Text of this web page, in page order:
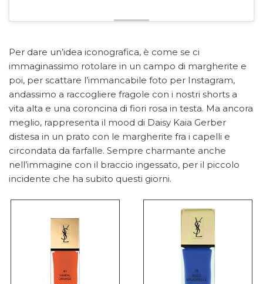
Per dare un’idea iconografica, è come se ci
immaginassimo rotolare in un campo di margherite e
poi, per scattare l’immancabile foto per Instagram,
andassimo a raccogliere fragole con i nostri shorts a
vita alta e una coroncina di fiori rosa in testa. Ma ancora
meglio, rappresenta il mood di Daisy Kaia Gerber
distesa in un prato con le margherite fra i capelli e
circondata da farfalle. Sempre charmante anche
nell’immagine con il braccio ingessato, per il piccolo
incidente che ha subito questi giorni.